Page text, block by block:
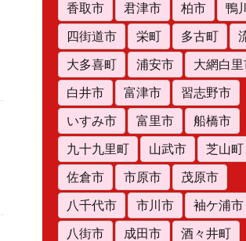
香取市
君津市 柏市
鴨
四街道市
栄町 多古町
大多喜町
浦安市
大網白
白井市
富津市
習志野市
いすみ市
富里市
船橋市
九十九里町
山武市
芝山町
佐倉市
市原市
茂原市
八千代市
市川市
袖ケ浦市
八街市
成田市
酒々井町